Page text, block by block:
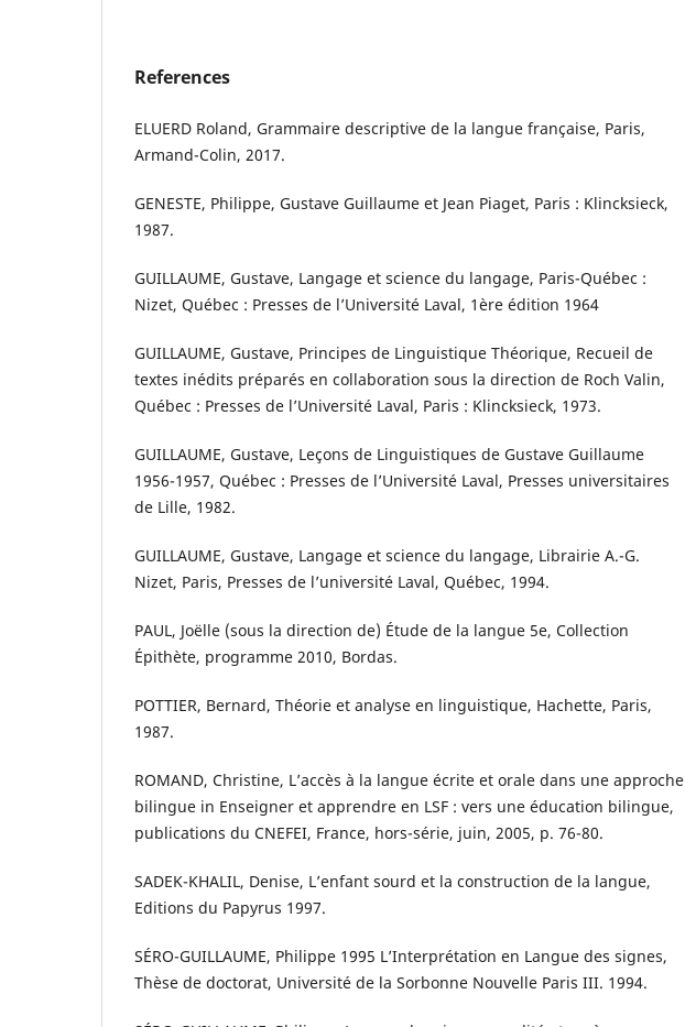
References
ELUERD Roland, Grammaire descriptive de la langue française, Paris,
Armand-Colin, 2017.
GENESTE, Philippe, Gustave Guillaume et Jean Piaget, Paris : Klincksieck,
1987.
GUILLAUME, Gustave, Langage et science du langage, Paris-Québec :
Nizet, Québec : Presses de l’Université Laval, 1ère édition 1964
GUILLAUME, Gustave, Principes de Linguistique Théorique, Recueil de
textes inédits préparés en collaboration sous la direction de Roch Valin,
Québec : Presses de l’Université Laval, Paris : Klincksieck, 1973.
GUILLAUME, Gustave, Leçons de Linguistiques de Gustave Guillaume
1956-1957, Québec : Presses de l’Université Laval, Presses universitaires
de Lille, 1982.
GUILLAUME, Gustave, Langage et science du langage, Librairie A.-G.
Nizet, Paris, Presses de l’université Laval, Québec, 1994.
PAUL, Joëlle (sous la direction de) Étude de la langue 5e, Collection
Épithète, programme 2010, Bordas.
POTTIER, Bernard, Théorie et analyse en linguistique, Hachette, Paris,
1987.
ROMAND, Christine, L’accès à la langue écrite et orale dans une approche
bilingue in Enseigner et apprendre en LSF : vers une éducation bilingue,
publications du CNEFEI, France, hors-série, juin, 2005, p. 76-80.
SADEK-KHALIL, Denise, L’enfant sourd et la construction de la langue,
Editions du Papyrus 1997.
SÉRO-GUILLAUME, Philippe 1995 L’Interprétation en Langue des signes,
Thèse de doctorat, Université de la Sorbonne Nouvelle Paris III. 1994.